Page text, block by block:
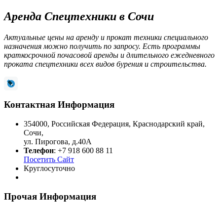
Аренда Спецтехники в Сочи
Актуальные цены на аренду и прокат техники специального
назначения можно получить по запросу. Есть программы
краткосрочной почасовой аренды и длительного ежедневного
проката спецтехники всех видов бурения и строительства.
Контактная Информация
354000, Российская Федерация, Краснодарский край,
Сочи,
ул. Пирогова, д.40А
Телефон: +7 918 600 88 11
Посетить Сайт
Круглосуточно
Прочая Информация